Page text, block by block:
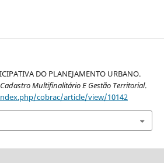
DO PLANEJAMENTO URBANO.
Cadastro Multifinalitário E Gestão Territorial.
cobrac/article/view/10142